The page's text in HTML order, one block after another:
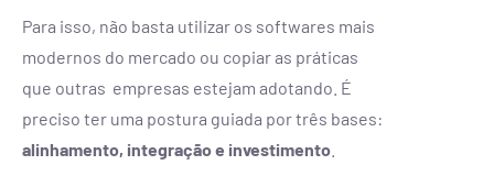
Para isso, não basta utilizar os softwares mais
modernos do mercado ou copiar as práticas
que outras empresas estejam adotando. É
preciso ter uma postura guiada por três bases:
alinhamento, integração e investimento